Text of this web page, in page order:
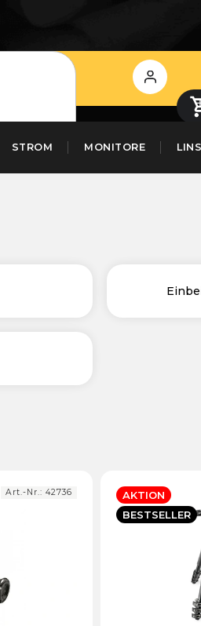
Login
STROM MONITORE
Art.-Nr.:42736
AKTION
BESTSELLER